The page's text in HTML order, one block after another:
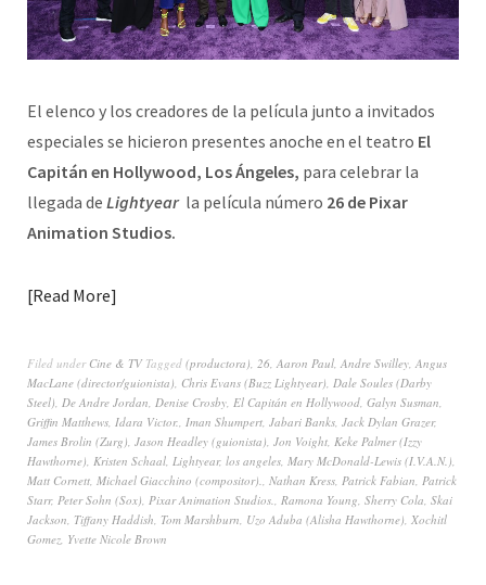
El elenco y los creadores de la película junto a invitados
especiales se hicieron presentes anoche en el teatro El
Capitán en Hollywood, Los Ángeles, para celebrar la
llegada de Lightyear la película número 26 de Pixar
Animation Studios.
Read More
Filed under Cine & TV Tagged (productora), 26, Aaron Paul, Andre Swilley, Angus
MacLane (director/guionista), Chris Evans (Buzz Lightyear), Dale Soules (Darby
Steel), De Andre Jordan, Denise Crosby, El Capitán en Hollywood, Galyn Susman,
Griffin Matthews, Idara Victor., Iman Shumpert, Jabari Banks, Jack Dylan Grazer,
James Brolin (Zurg), Jason Headley (guionista), Jon Voight, Keke Palmer (Izzy
Hawthorne), Kristen Schaal, Lightyear, los angeles, Mary McDonald-Lewis (I.V.A.N.),
Matt Cornett, Michael Giacchino (compositor)., Nathan Kress, Patrick Fabian, Patrick
Starr, Peter Sohn (Sox), Pixar Animation Studios., Ramona Young, Sherry Cola, Skai
Jackson, Tiffany Haddish, Tom Marshburn, Uzo Aduba (Alisha Hawthorne), Xochitl
Gomez, Yvette Nicole Brown